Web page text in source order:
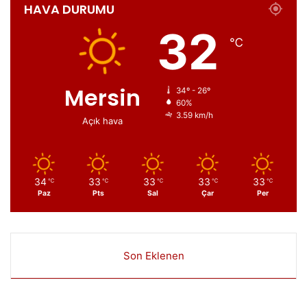
HAVA DURUMU
Mersin
Açık hava
32 ℃
34º - 26º
60%
3.59 km/h
34 ℃
Paz
33 ℃
Pts
33 ℃
Sal
33 ℃
Çar
33 ℃
Per
Son Eklenen